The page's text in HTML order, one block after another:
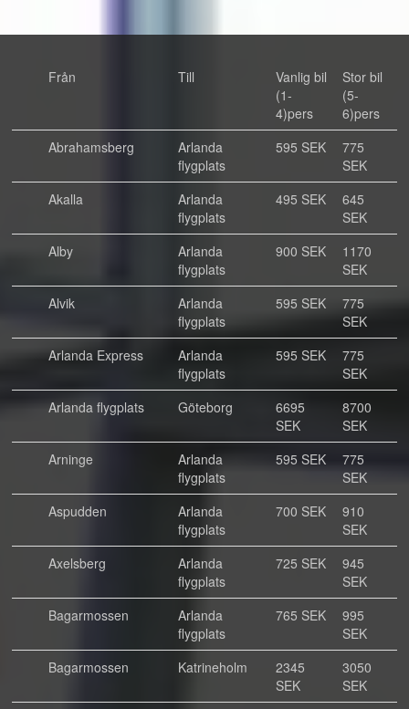
Från Till
Vanlig bil
(1-
4)pers
Stor bil
(5-
6)pers
Abrahamsberg
Arlanda
flygplats
595 SEK
775
SEK
Akalla
Arlanda
flygplats
495 SEK
645
SEK
Alby
Arlanda
flygplats
900 SEK
1170
SEK
Alvik
Arlanda
flygplats
595 SEK
775
SEK
Arlanda Express
Arlanda
flygplats
595 SEK
775
SEK
Arlanda flygplats
Göteborg
6695
SEK
8700
SEK
Arninge
Arlanda
flygplats
595 SEK
775
SEK
Aspudden
Arlanda
flygplats
700 SEK
910
SEK
Axelsberg
Arlanda
flygplats
725 SEK
945
SEK
Bagarmossen
Arlanda
flygplats
765 SEK
995
SEK
Bagarmossen
Katrineholm
2345
SEK
3050
SEK